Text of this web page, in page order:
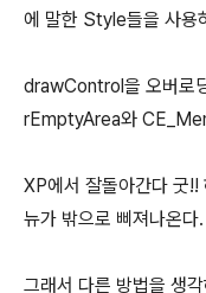
에 말한 Style들을 사용
drawControl을 오버로
rEmptyArea와
XP에서 잘돌아간다 굿!!
뉴가 밖으로 삐져나온다.
그래서 다른 방법을 생